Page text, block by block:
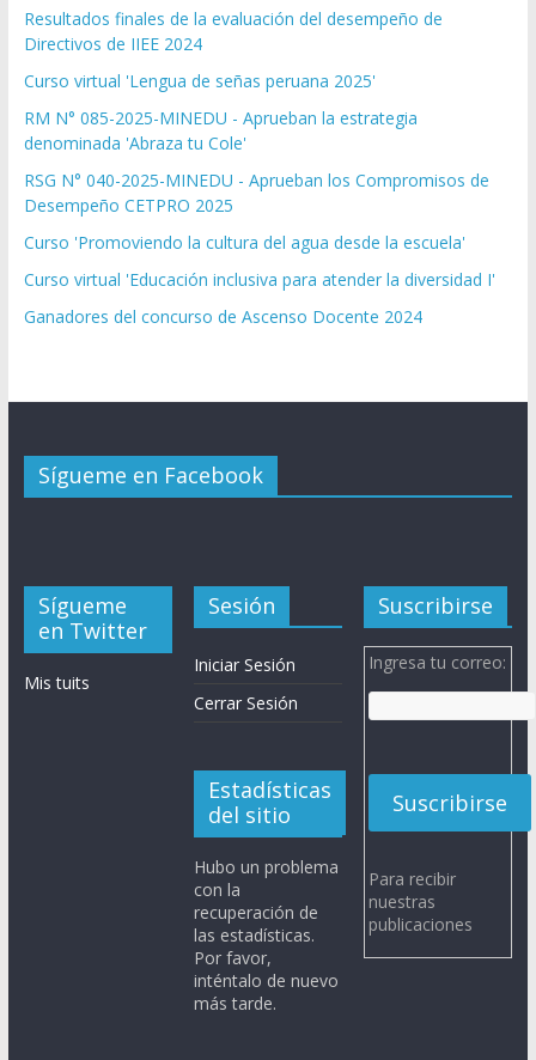
Resultados finales de la evaluación del desempeño de
Directivos de IIEE 2024
Curso virtual 'Lengua de señas peruana 2025'
RM N° 085-2025-MINEDU - Aprueban la estrategia
denominada 'Abraza tu Cole'
RSG N° 040-2025-MINEDU - Aprueban los Compromisos de
Desempeño CETPRO 2025
Curso 'Promoviendo la cultura del agua desde la escuela'
Curso virtual 'Educación inclusiva para atender la diversidad I'
Ganadores del concurso de Ascenso Docente 2024
Sígueme en Facebook
Sígueme
en Twitter
Mis tuits
Sesión
Iniciar Sesión
Cerrar Sesión
Estadísticas
del sitio
Hubo un problema
con la
recuperación de
las estadísticas.
Por favor,
inténtalo de nuevo
más tarde.
Suscribirse
Ingresa tu correo:
Para recibir
nuestras
publicaciones